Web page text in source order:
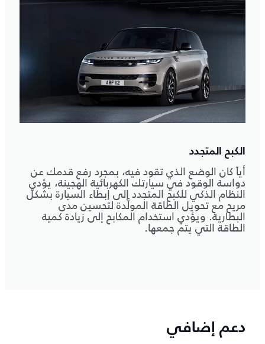
الكبح المتجدد
أياً كان الوضع الذي تقود فيه، بمجرد رفع قدمك عن
دواسة الوقود في سيارتك الكهربائية الهجينة، يؤدي
النظام الذكي للكبح المتجدد إلى إبطاء السيارة بشكل
مريح مع تحويل الطاقة المولَّدة لتحسين مدى
البطارية. ويؤدي استخدام المكابح إلى زيادة كمية
الطاقة التي يتم جمعها.
دعم إضافي